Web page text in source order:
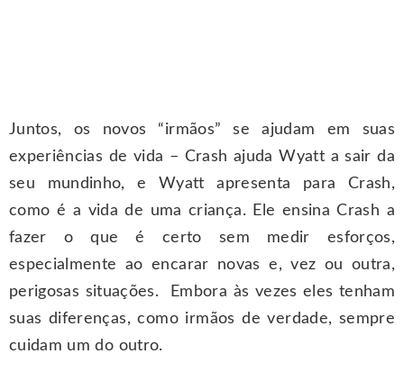
Juntos, os novos “irmãos” se ajudam em suas
experiências de vida – Crash ajuda Wyatt a sair da
seu mundinho, e Wyatt apresenta para Crash,
como é a vida de uma criança. Ele ensina Crash a
fazer o que é certo sem medir esforços,
especialmente ao encarar novas e, vez ou outra,
perigosas situações. Embora às vezes eles tenham
suas diferenças, como irmãos de verdade, sempre
cuidam um do outro.